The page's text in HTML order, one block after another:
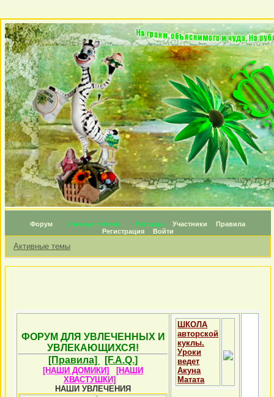
Форум Личные топики Награды Участники
Правила
Регистрация
Войти
Активные темы
ФОРУМ ДЛЯ УВЛЕЧЕННЫХ И
УВЛЕКАЮЩИХСЯ!
[Правила]
[F.A.Q.]
[НАШИ ДОМИКИ]
[НАШИ
ХВАСТУШКИ]
НАШИ УВЛЕЧЕНИЯ
ШКОЛА
авторской
куклы.
Уроки
ведет
Акуна
Матата